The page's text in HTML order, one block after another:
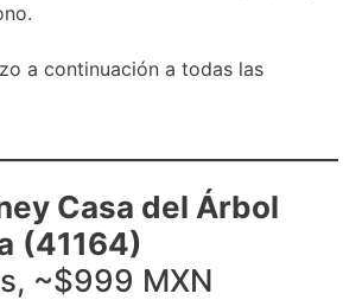
a continuación a todas las
Casa del Árbol
(41164)
~$999 MXN